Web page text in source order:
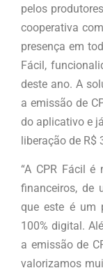
pelos
cooperativa
presença em
Fácil,
deste ano. A
a emissão de
do aplicativo e
liberação de R$
“A CPR Fácil
financeiros, de
que este é um
100% digital.
a emissão de
valorizamos